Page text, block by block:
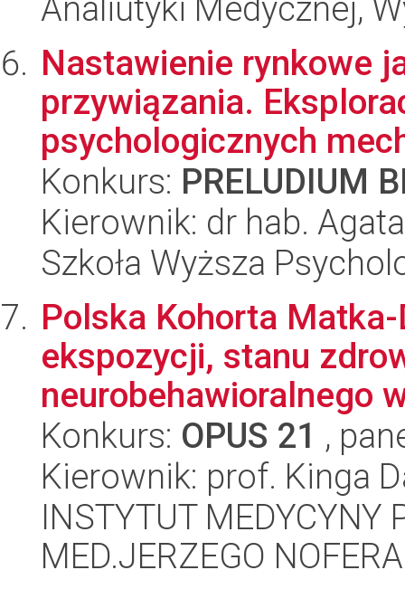
Analiutyki Medycznej,
Nastawienie rynkowe
przywiązania.
psychologicznych
Konkurs: PRELUDIUM
Kierownik: dr hab.
Szkoła Wyższa
Polska Kohorta
ekspozycji, stanu
neurobehawioralnego
Konkurs: OPUS 21 ,
Kierownik: prof. Kinga
INSTYTUT MEDYCYNY
MED.JERZEGO